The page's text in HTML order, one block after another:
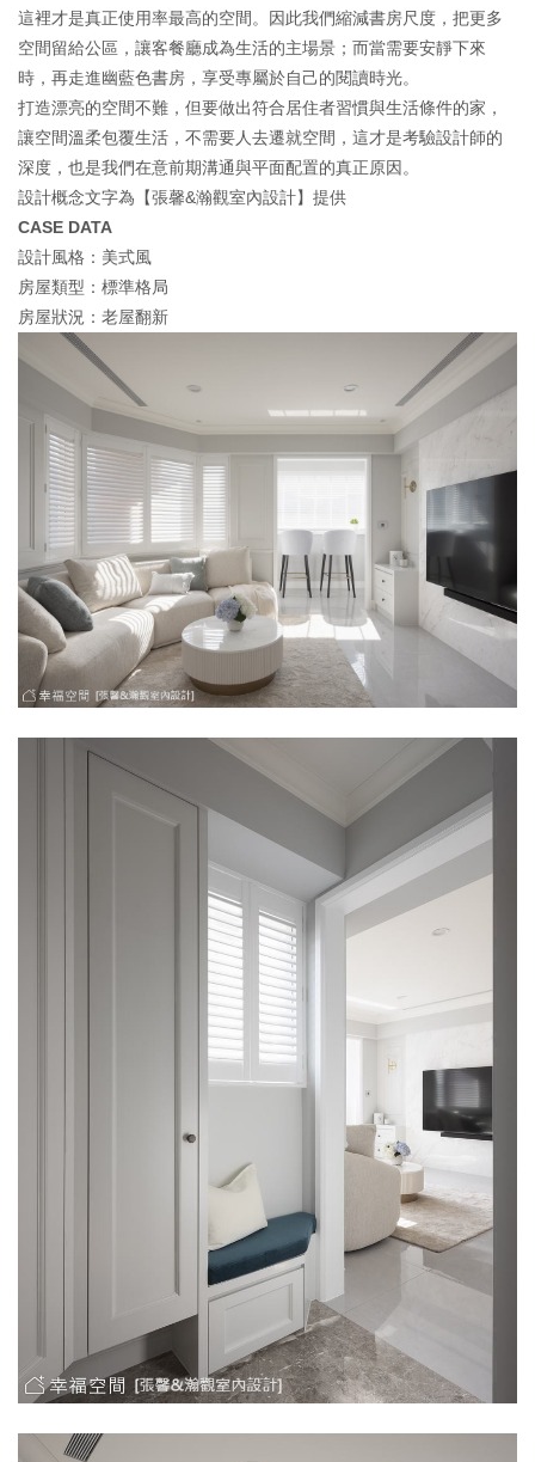
這裡才是真正使用率最高的空間。因此我們縮減書房尺度，把更多
空間留給公區，讓客餐廳成為生活的主場景；而當需要安靜下來
時，再走進幽藍色書房，享受專屬於自己的閱讀時光。
打造漂亮的空間不難，但要做出符合居住者習慣與生活條件的家，
讓空間溫柔包覆生活，不需要人去遷就空間，這才是考驗設計師的
深度，也是我們在意前期溝通與平面配置的真正原因。
設計概念文字為【張馨&瀚觀室內設計】提供
CASE DATA
設計風格：美式風
房屋類型：標準格局
房屋狀況：老屋翻新